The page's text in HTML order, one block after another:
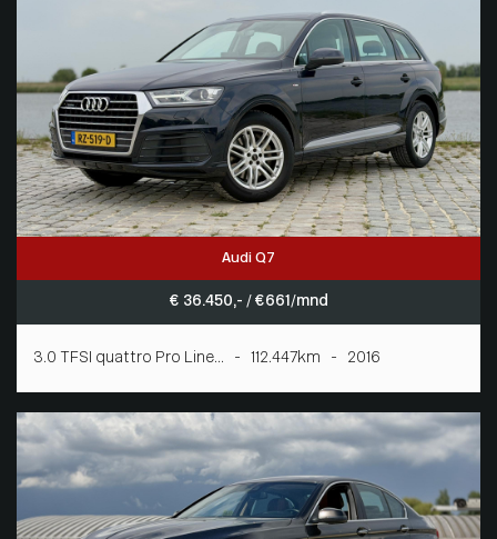
Audi Q7
€ 36.450,- / € 661/mnd
3.0 TFSI quattro Pro Line... - 112.447km - 2016